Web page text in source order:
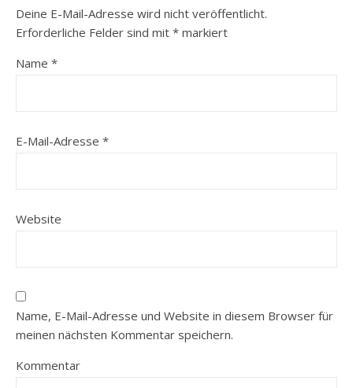
Deine E-Mail-Adresse wird nicht veröffentlicht.
Erforderliche Felder sind mit * markiert
Name *
E-Mail-Adresse *
Website
Name, E-Mail-Adresse und Website in diesem Browser für
meinen nächsten Kommentar speichern.
Kommentar